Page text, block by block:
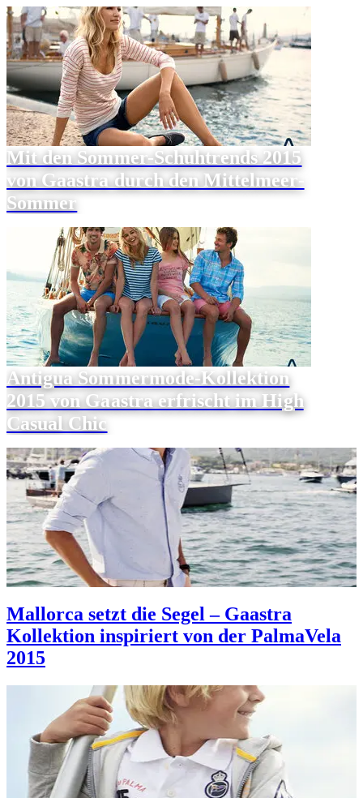
Mit den Sommer-Schuhtrends 2015
von Gaastra durch den Mittelmeer-
Sommer
Antigua Sommermode-Kollektion
2015 von Gaastra erfrischt im High
Casual Chic
Mallorca setzt die Segel – Gaastra
Kollektion inspiriert von der PalmaVela
2015